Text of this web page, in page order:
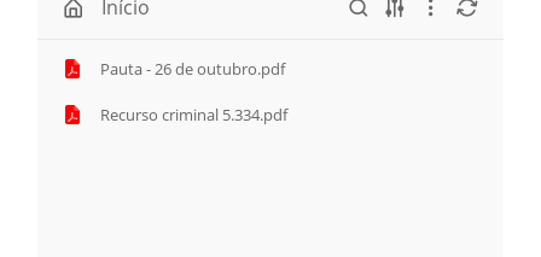
Início
Pauta - 26 de outubro.pdf
Recurso criminal 5.334.pdf